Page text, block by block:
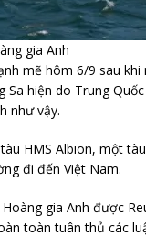
gia Anh
mẽ hôm 6/9 sau
Sa hiện do Trung
như vậy.
HMS Albion, một
đi đến Việt Nam.
gia Anh được
toàn tuân thủ các